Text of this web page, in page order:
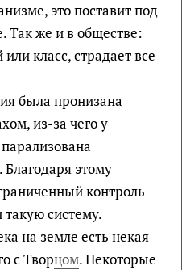
это поставит под
Так же и в обществе:
класс, страдает все
была пронизана
из-за чего у
этому
контроль
систему.
на земле есть некая
с Творцом. Некоторые